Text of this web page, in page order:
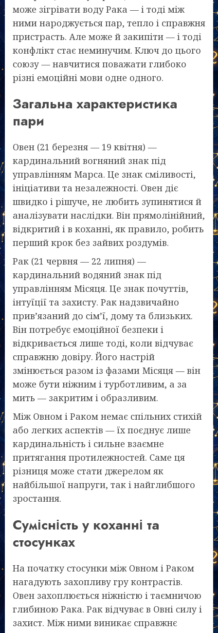
може зігрівати воду Рака — і тоді між
ними народжується пар, тепло і справжня
пристрасть. Але може й закипіти — і тоді
конфлікт стає неминучим. Ключ до цього
союзу — навчитися поважати глибоко
різні емоційні мови одне одного.
Загальна характеристика
пари
Овен (21 березня — 19 квітня) —
кардинальний вогняний знак під
управлінням Марса. Це знак сміливості,
ініціативи та незалежності. Овен діє
швидко і рішуче, не любить зупинятися й
аналізувати наслідки. Він прямолінійний,
відкритий і в коханні, як правило, робить
перший крок без зайвих роздумів.
Рак (21 червня — 22 липня) —
кардинальний водяний знак під
управлінням Місяця. Це знак почуттів,
інтуїції та захисту. Рак надзвичайно
прив’язаний до сім’ї, дому та близьких.
Він потребує емоційної безпеки і
відкривається лише тоді, коли відчуває
справжню довіру. Його настрій
змінюється разом із фазами Місяця — він
може бути ніжним і турботливим, а за
мить — закритим і образливим.
Між Овном і Раком немає спільних стихій
або легких аспектів — їх поєднує лише
кардинальність і сильне взаємне
притягання протилежностей. Саме ця
різниця може стати джерелом як
найбільшої напруги, так і найглибшого
зростання.
Сумісність у коханні та
стосунках
На початку стосунки між Овном і Раком
нагадують захопливу гру контрастів.
Овен захоплюється ніжністю і таємничою
глибиною Рака. Рак відчуває в Овні силу і
захист. Між ними виникає справжнє